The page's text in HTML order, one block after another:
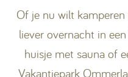
Of je nu wilt
liever overnacht in
huisje met sauna of
Vakantiepark